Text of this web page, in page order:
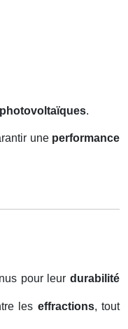
.
une performance
pour leurdurabilité
les effractions, tout